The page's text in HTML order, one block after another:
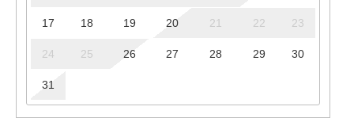
17 18 19 20 21 22 23
24 25 26 27 28 29 30
31